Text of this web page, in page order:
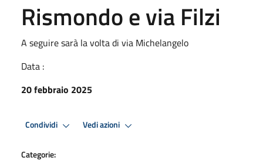
Rismondo e via Filzi
A seguire sarà la volta di via Michelangelo
Data :
20 febbraio 2025
Condividi Vedi azioni
Categorie: